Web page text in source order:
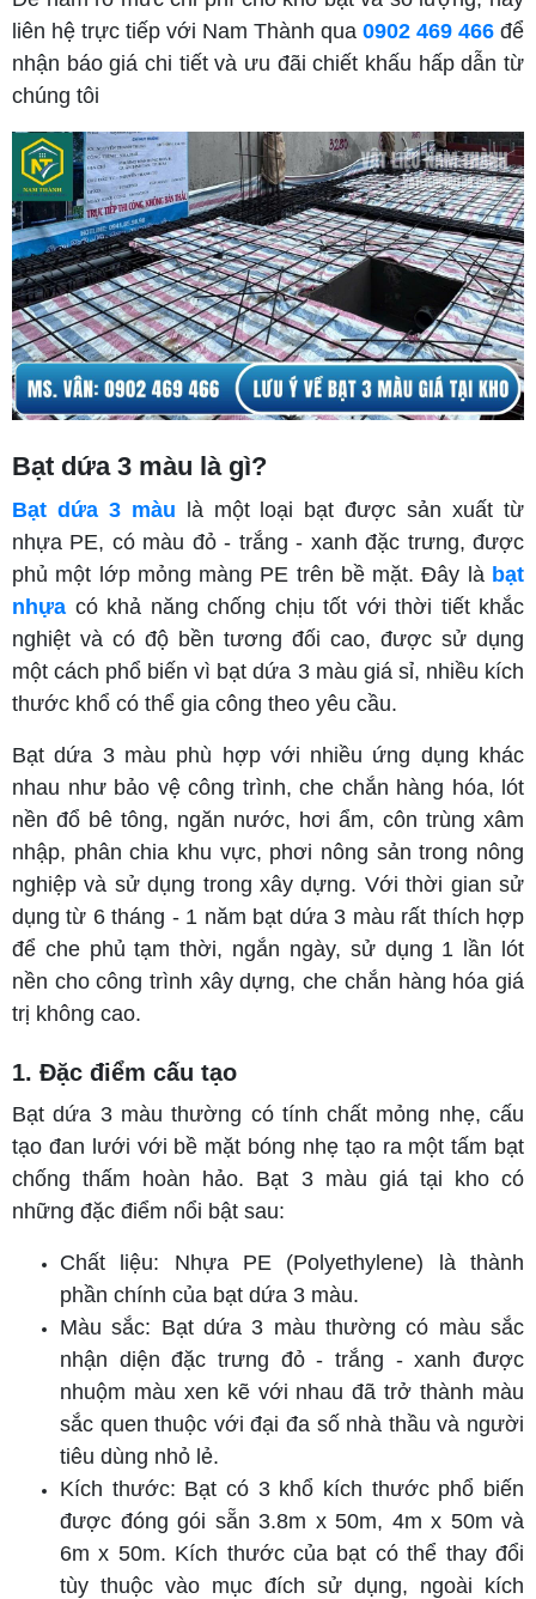
liên hệ trực tiếp với Nam Thành qua 0902 469 466 để
nhận báo giá chi tiết và ưu đãi chiết khấu hấp dẫn từ
chúng tôi
Bạt dứa 3 màu là gì?
Bạt dứa 3 màu là một loại bạt được sản xuất từ
nhựa PE, có màu đỏ - trắng - xanh đặc trưng, được
phủ một lớp mỏng màng PE trên bề mặt. Đây là bạt
nhựa có khả năng chống chịu tốt với thời tiết khắc
nghiệt và có độ bền tương đối cao, được sử dụng
một cách phổ biến vì bạt dứa 3 màu giá sỉ, nhiều kích
thước khổ có thể gia công theo yêu cầu.
Bạt dứa 3 màu phù hợp với nhiều ứng dụng khác
nhau như bảo vệ công trình, che chắn hàng hóa, lót
nền đổ bê tông, ngăn nước, hơi ẩm, côn trùng xâm
nhập, phân chia khu vực, phơi nông sản trong nông
nghiệp và sử dụng trong xây dựng. Với thời gian sử
dụng từ 6 tháng - 1 năm bạt dứa 3 màu rất thích hợp
để che phủ tạm thời, ngắn ngày, sử dụng 1 lần lót
nền cho công trình xây dựng, che chắn hàng hóa giá
trị không cao.
1. Đặc điểm cấu tạo
Bạt dứa 3 màu thường có tính chất mỏng nhẹ, cấu
tạo đan lưới với bề mặt bóng nhẹ tạo ra một tấm bạt
chống thấm hoàn hảo. Bạt 3 màu giá tại kho có
những đặc điểm nổi bật sau:
Chất liệu: Nhựa PE (Polyethylene) là thành
phần chính của bạt dứa 3 màu.
Màu sắc: Bạt dứa 3 màu thường có màu sắc
nhận diện đặc trưng đỏ - trắng - xanh được
nhuộm màu xen kẽ với nhau đã trở thành màu
sắc quen thuộc với đại đa số nhà thầu và người
tiêu dùng nhỏ lẻ.
Kích thước: Bạt có 3 khổ kích thước phổ biến
được đóng gói sẵn 3.8m x 50m, 4m x 50m và
6m x 50m. Kích thước của bạt có thể thay đổi
tùy thuộc vào mục đích sử dụng, ngoài kích